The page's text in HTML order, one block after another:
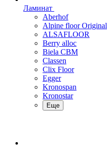
Ламинат
Aberhof
Alpine floor Original
ALSAFLOOR
Berry alloc
Biela CBM
Classen
Clix Floor
Egger
Kronospan
Kronostar
Еще